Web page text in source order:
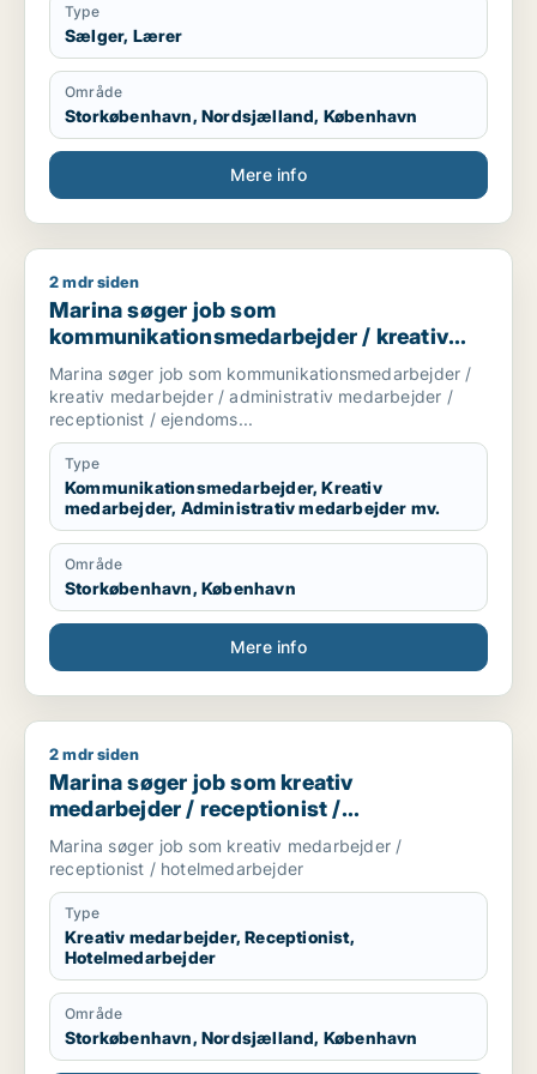
Type
Sælger, Lærer
Område
Storkøbenhavn, Nordsjælland, København
Mere info
Marina søger job som kommunikationsmedarbejder /
2 mdr siden
Marina søger job som
kommunikationsmedarbejder / kreativ
medarbejder / administrativ medarbejder
/ receptionist / ejendomsfunktionær
Marina søger job som kommunikationsmedarbejder /
kreativ medarbejder / administrativ medarbejder /
receptionist / ejendoms...
Type
Kommunikationsmedarbejder, Kreativ
medarbejder, Administrativ medarbejder mv.
Område
Storkøbenhavn, København
Mere info
Marina søger job som kreativ medarbejder / receptionist /
2 mdr siden
Marina søger job som kreativ
medarbejder / receptionist /
hotelmedarbejder
Marina søger job som kreativ medarbejder /
receptionist / hotelmedarbejder
Type
Kreativ medarbejder, Receptionist,
Hotelmedarbejder
Område
Storkøbenhavn, Nordsjælland, København